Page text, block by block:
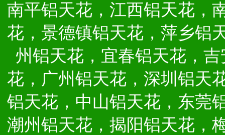
南平铝天花，江西铝天花，
花，景德镇铝天花，萍乡铝
州铝天花，宜春铝天花，
花，广州铝天花，深圳铝天
铝天花，中山铝天花，东莞
潮州铝天花，揭阳铝天花，